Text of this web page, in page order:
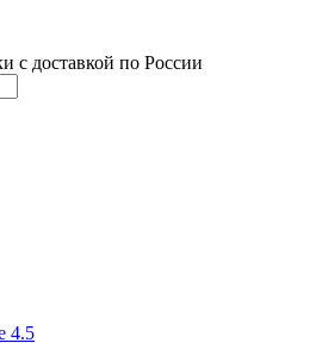
с доставкой по России
4.5